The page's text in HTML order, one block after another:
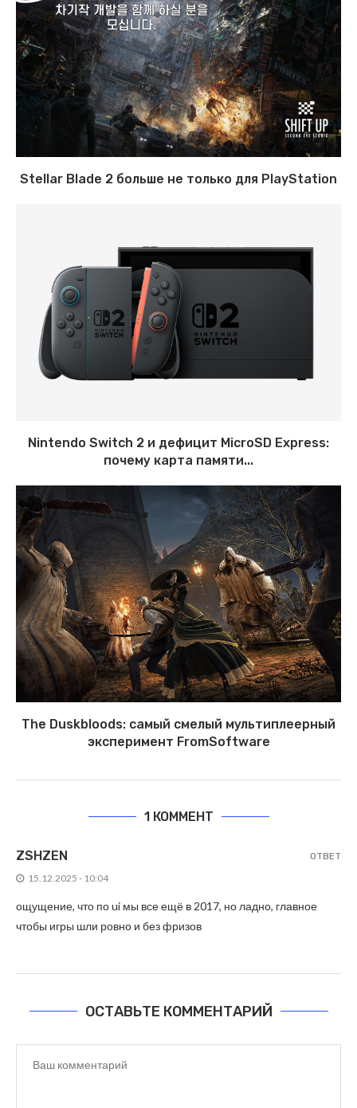
Stellar Blade 2 больше не только для PlayStation
Nintendo Switch 2 и дефицит MicroSD Express:
почему карта памяти...
The Duskbloods: самый смелый мультиплеерный
эксперимент FromSoftware
1 КОММЕНТ
ZSHZEN
15.12.2025 - 10:04
ощущение, что по ui мы все ещё в 2017, но ладно, главное
чтобы игры шли ровно и без фризов
ОТВЕТ
ОСТАВЬТЕ КОММЕНТАРИЙ